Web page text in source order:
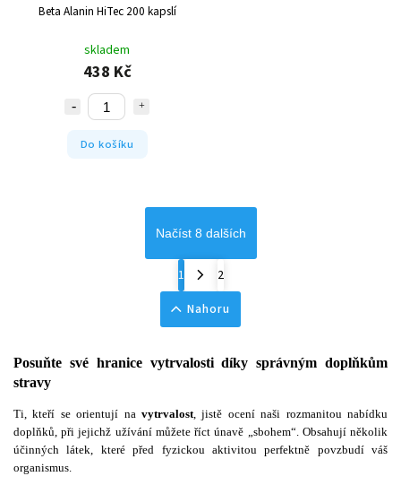
Beta Alanin HiTec 200 kapslí
skladem
438 Kč
Do košíku
Načíst 8 dalších
1
2
Nahoru
Posuňte své hranice vytrvalosti díky správným doplňkům
stravy
Ti, kteří se orientují na vytrvalost, jistě ocení naši rozmanitou nabídku
doplňků, při jejichž užívání můžete říct únavě „sbohem“. Obsahují několik
účinných látek, které před fyzickou aktivitou perfektně povzbudí váš
organismus.